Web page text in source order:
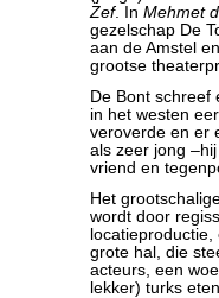
Zef. In Mehmet
gezelschap De
aan de Amstel
grootse
De Bont schreef
in het westen
veroverde en er
als zeer jong
vriend en
Het
wordt door
grote hal, die
acteurs, een
lekker) turks